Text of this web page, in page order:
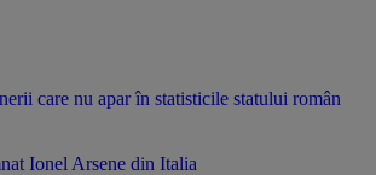
care nu apar în statisticile statului român
Ionel Arsene din Italia